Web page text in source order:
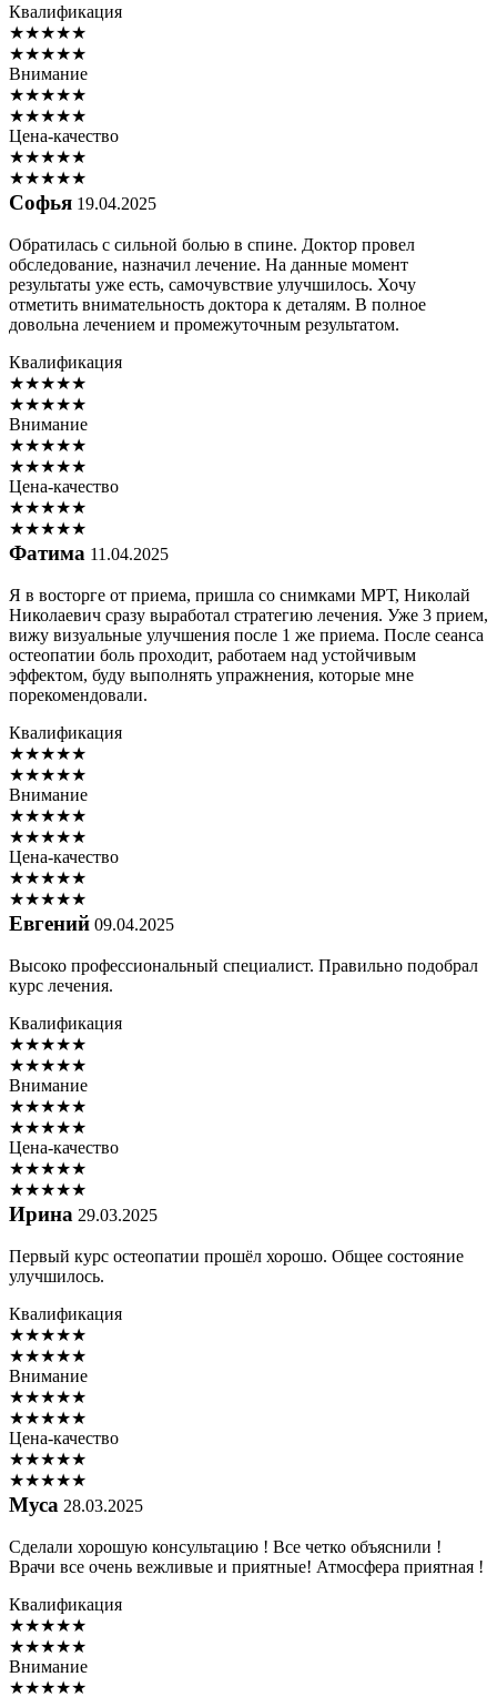
Квалификация
★★★★★
★★★★★
Внимание
★★★★★
★★★★★
Цена-качество
★★★★★
★★★★★
Софья 19.04.2025
Обратилась с сильной болью в спине. Доктор провел
обследование, назначил лечение. На данные момент
результаты уже есть, самочувствие улучшилось. Хочу
отметить внимательность доктора к деталям. В полное
довольна лечением и промежуточным результатом.
Квалификация
★★★★★
★★★★★
Внимание
★★★★★
★★★★★
Цена-качество
★★★★★
★★★★★
Фатима 11.04.2025
Я в восторге от приема, пришла со снимками МРТ, Николай
Николаевич сразу выработал стратегию лечения. Уже 3 прием,
вижу визуальные улучшения после 1 же приема. После сеанса
остеопатии боль проходит, работаем над устойчивым
эффектом, буду выполнять упражнения, которые мне
порекомендовали.
Квалификация
★★★★★
★★★★★
Внимание
★★★★★
★★★★★
Цена-качество
★★★★★
★★★★★
Евгений 09.04.2025
Высоко профессиональный специалист. Правильно подобрал
курс лечения.
Квалификация
★★★★★
★★★★★
Внимание
★★★★★
★★★★★
Цена-качество
★★★★★
★★★★★
Ирина 29.03.2025
Первый курс остеопатии прошёл хорошо. Общее состояние
улучшилось.
Квалификация
★★★★★
★★★★★
Внимание
★★★★★
★★★★★
Цена-качество
★★★★★
★★★★★
Муса 28.03.2025
Сделали хорошую консультацию ! Все четко объяснили !
Врачи все очень вежливые и приятные! Атмосфера приятная !
Квалификация
★★★★★
★★★★★
Внимание
★★★★★